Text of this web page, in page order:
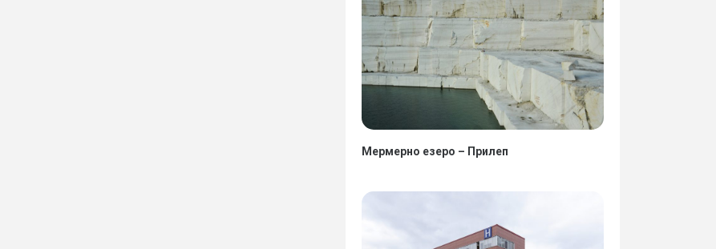
Мермерно езеро – Прилеп